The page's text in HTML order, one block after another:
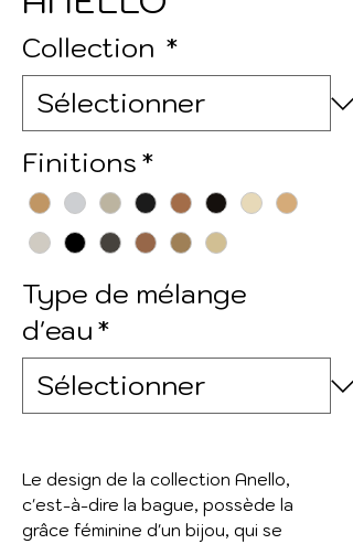
Collection *
Finitions*
Type de mélange
d'eau*
Le design de la collection Anello,
c'est-à-dire la bague, possède la
grâce féminine d'un bijou, qui se